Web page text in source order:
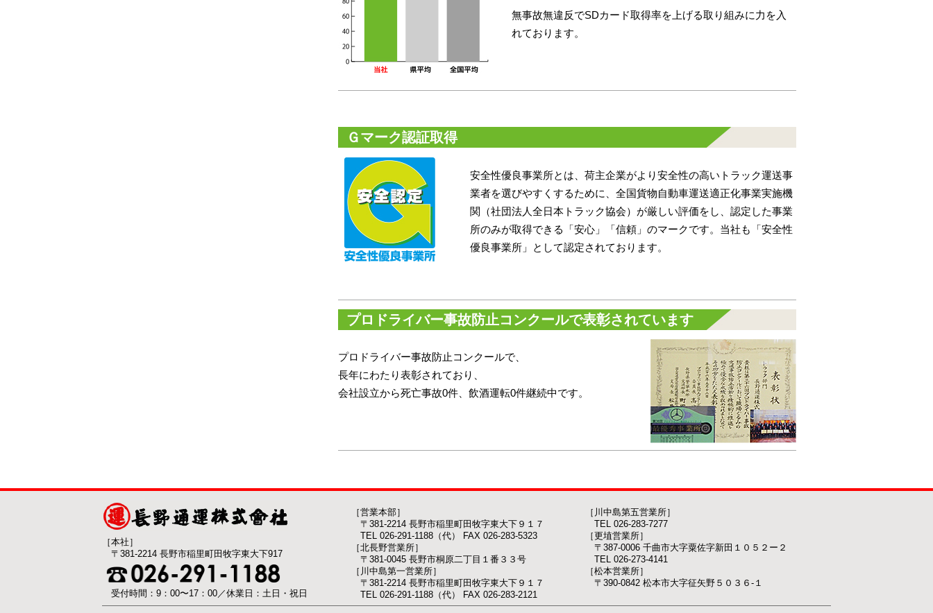
無事故無違反でSDカード取得率を上げる取り組みに力を入
れております。
Ｇマーク認証取得
安全性優良事業所とは、荷主企業がより安全性の高いトラック運送事
業者を選びやすくするために、全国貨物自動車運送適正化事業実施機
関（社団法人全日本トラック協会）が厳しい評価をし、認定した事業
所のみが取得できる「安心」「信頼」のマークです。当社も「安全性
優良事業所」として認定されております。
プロドライバー事故防止コンクールで表彰されています
プロドライバー事故防止コンクールで、
長年にわたり表彰されており、
会社設立から死亡事故0件、飲酒運転0件継続中です。
［本社］
〒381-2214 長野市稲里町田牧字東大下917
受付時間：9：00〜17：00／休業日：土日・祝日
［営業本部］
〒381-2214 長野市稲里町田牧字東大下９１７
TEL 026-291-1188（代） FAX 026-283-5323
［北長野営業所］
〒381-0045 長野市桐原二丁目１番３３号
［川中島第一営業所］
〒381-2214 長野市稲里町田牧字東大下９１７
TEL 026-291-1188（代） FAX 026-283-2121
［川中島第五営業所］
TEL 026-283-7277
［更埴営業所］
〒387-0006 千曲市大字粟佐字新田１０５２ー２
TEL 026-273-4141
［松本営業所］
〒390-0842 松本市大字征矢野５０３６-１